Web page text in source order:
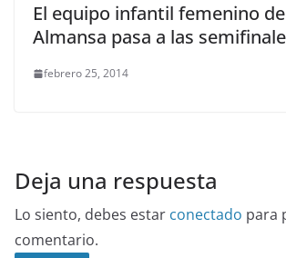
El equipo infantil femenino
Almansa pasa a las
febrero 25, 2014
Deja una respuesta
Lo siento, debes estar conectado para
comentario.